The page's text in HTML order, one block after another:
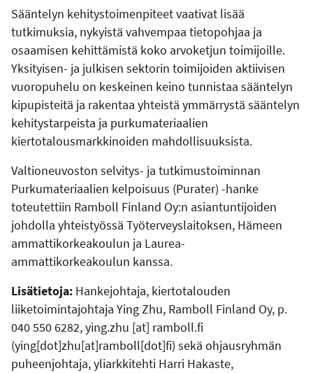
Sääntelyn kehitystoimenpiteet vaativat lisää
tutkimuksia, nykyistä vahvempaa tietopohjaa ja
osaamisen kehittämistä koko arvoketjun toimijoille.
Yksityisen- ja julkisen sektorin toimijoiden aktiivisen
vuoropuhelu on keskeinen keino tunnistaa sääntelyn
kipupisteitä ja rakentaa yhteistä ymmärrystä sääntelyn
kehitystarpeista ja purkumateriaalien
kiertotalousmarkkinoiden mahdollisuuksista.
Valtioneuvoston selvitys- ja tutkimustoiminnan
Purkumateriaalien kelpoisuus (Purater) -hanke
toteutettiin Ramboll Finland Oy:n asiantuntijoiden
johdolla yhteistyössä Työterveyslaitoksen, Hämeen
ammattikorkeakoulun ja Laurea-
ammattikorkeakoulun kanssa.
Lisätietoja: Hankejohtaja, kiertotalouden
liiketoimintajohtaja Ying Zhu, Ramboll Finland Oy, p.
040 550 6282,ying.zhu [at] ramboll.fi
(ying[dot]zhu[at]ramboll[dot]fi) sekä ohjausryhmän
puheenjohtaja, yliarkkitehti Harri Hakaste,